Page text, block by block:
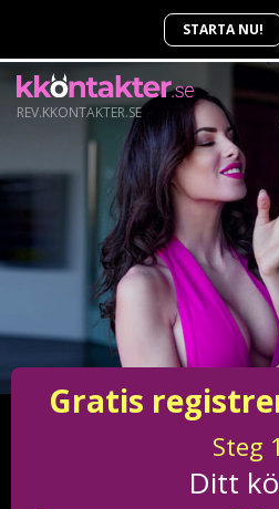
STARTA NU!
REV.KKONTAKTER.SE
Gratis
Steg 1
Ditt